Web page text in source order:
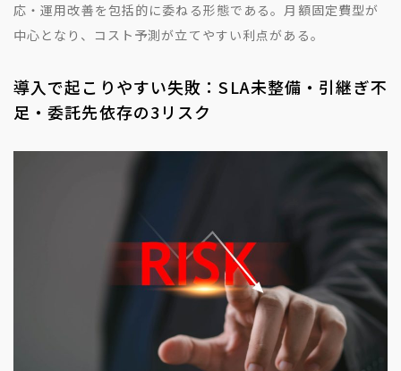
応・運用改善を包括的に委ねる形態である。月額固定費型が
中心となり、コスト予測が立てやすい利点がある。
導入で起こりやすい失敗：SLA未整備・引継ぎ不
足・委託先依存の3リスク